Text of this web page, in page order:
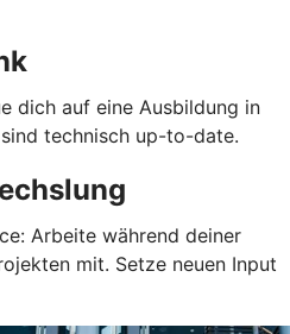
dich auf eine Ausbildung in
technisch up-to-date.
Arbeite während deiner
mit. Setze neuen Input